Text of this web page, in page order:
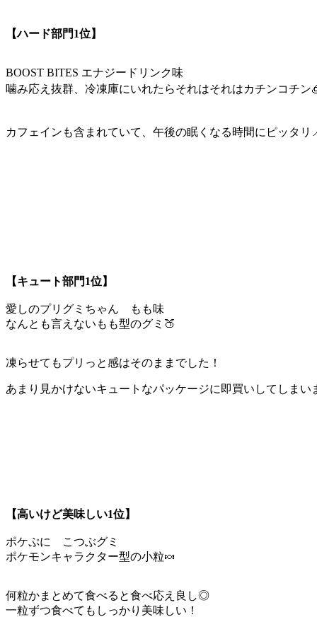
【ハード部門1位】
BOOST BITES エナジードリンク味
噛み応え抜群、冷凍庫にいれたらそれはそれはカチンコチ
カフェインも含まれていて、午後の眠くなる時間にピッタリ
【キュート部門1位】
愛しのプリグミちゃん もも味
なんとも言えないもも型のグミ🍑
凍らせてもプリっと感はそのままでした！
あまり見かけないキュートなパッケージに即買いしてしまい
【高いけど美味しい1位】
ポケぷに こつぶグミ
ポケモンキャラクター型の小粒🍬
何粒かまとめて食べると食べ応え良し◎
一粒ずつ食べてもしっかり美味しい！